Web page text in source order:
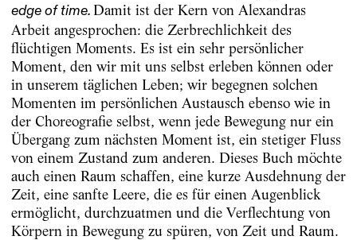
edge of time. Damit ist der Kern von Alexandras
Arbeit angesprochen: die Zerbrechlichkeit des
flüchtigen Moments. Es ist ein sehr persönlicher
Moment, den wir mit uns selbst erleben können oder
in unserem täglichen Leben; wir begegnen solchen
Momenten im persönlichen Austausch ebenso wie in
der Choreografie selbst, wenn jede Bewegung nur ein
Übergang zum nächsten Moment ist, ein stetiger Fluss
von einem Zustand zum anderen. Dieses Buch möchte
auch einen Raum schaffen, eine kurze Ausdehnung der
Zeit, eine sanfte Leere, die es für einen Augenblick
ermöglicht, durchzuatmen und die Verflechtung von
Körpern in Bewegung zu spüren, von Zeit und Raum.